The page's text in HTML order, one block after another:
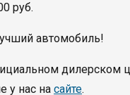
руб.
автомобиль!
дилерском
у нас на сайте.